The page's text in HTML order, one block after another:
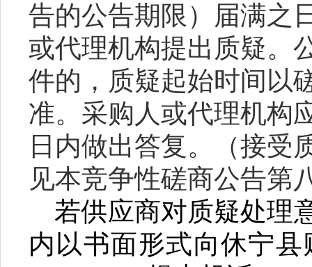
告的公告期限）届满之
或代理机构提出质疑。
件的，质疑起始时间以
准。采购人或代理机构
日内做出答复。（接受
见本竞争性磋商公告第
若供应商对质疑处理
内以书面形式向休宁县